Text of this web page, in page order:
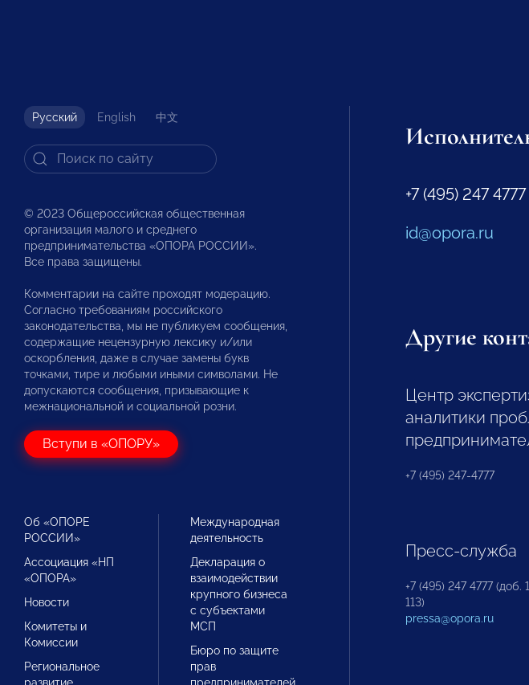
Русский English 中文
© 2023 Общероссийская общественная
организация малого и среднего
предпринимательства «ОПОРА РОССИИ».
Все права защищены.
Комментарии на сайте проходят модерацию.
Согласно требованиям российского
законодательства, мы не публикуем сообщения,
содержащие нецензурную лексику и/или
оскорбления, даже в случае замены букв
точками, тире и любыми иными символами. Не
допускаются сообщения, призывающие к
межнациональной и социальной розни.
Вступи в «ОПОРУ»
Об «ОПОРЕ
РОССИИ»
Ассоциация «НП
«ОПОРА»
Новости
Комитеты и
Комиссии
Региональное
развитие
Международная
деятельность
Декларация о
взаимодействии
крупного бизнеса
с субъектами
МСП
Бюро по защите
прав
предпринимателей
+7 (495) 247 4777
id@opora.ru
Другие
Центр
аналитики
+7 (495) 247-4777
Пресс-служба
+7 (495) 247 4777 (доб.
113)
pressa@opora.ru